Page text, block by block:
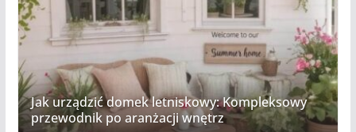
Jak urządzić domek letniskowy: Kompleksowy
przewodnik po aranżacji wnętrz